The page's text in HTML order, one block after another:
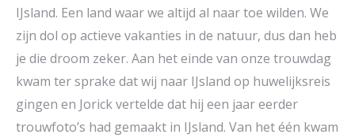
IJsland. Een land waar we altijd al naar toe wilden. We
zijn dol op actieve vakanties in de natuur, dus dan heb
je die droom zeker. Aan het einde van onze trouwdag
kwam ter sprake dat wij naar IJsland op huwelijksreis
gingen en Jorick vertelde dat hij een jaar eerder
trouwfoto’s had gemaakt in IJsland. Van het één kwam